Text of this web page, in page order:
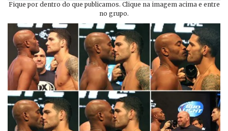
Fique por dentro do que publicamos. Clique na imagem acima e entre
no grupo.